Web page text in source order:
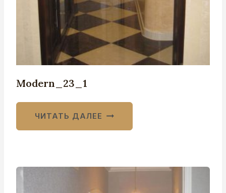
Modern_23_1
ЧИТАТЬ ДАЛЕЕ